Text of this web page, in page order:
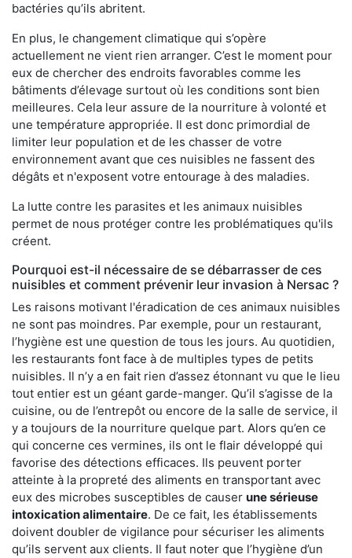
bactéries qu’ils abritent.
En plus, le changement climatique qui s’opère
actuellement ne vient rien arranger. C’est le moment pour
eux de chercher des endroits favorables comme les
bâtiments d’élevage surtout où les conditions sont bien
meilleures. Cela leur assure de la nourriture à volonté et
une température appropriée. Il est donc primordial de
limiter leur population et de les chasser de votre
environnement avant que ces nuisibles ne fassent des
dégâts et n'exposent votre entourage à des maladies.
La lutte contre les parasites et les animaux nuisibles
permet de nous protéger contre les problématiques qu'ils
créent.
Pourquoi est-il nécessaire de se débarrasser de ces
nuisibles et comment prévenir leur invasion à Nersac ?
Les raisons motivant l'éradication de ces animaux nuisibles
ne sont pas moindres. Par exemple, pour un restaurant,
l’hygiène est une question de tous les jours. Au quotidien,
les restaurants font face à de multiples types de petits
nuisibles. Il n’y a en fait rien d’assez étonnant vu que le lieu
tout entier est un géant garde-manger. Qu’il s’agisse de la
cuisine, ou de l’entrepôt ou encore de la salle de service, il
y a toujours de la nourriture quelque part. Alors qu’en ce
qui concerne ces vermines, ils ont le flair développé qui
favorise des détections efficaces. Ils peuvent porter
atteinte à la propreté des aliments en transportant avec
eux des microbes susceptibles de causer une sérieuse
intoxication alimentaire. De ce fait, les établissements
doivent doubler de vigilance pour sécuriser les aliments
qu’ils servent aux clients. Il faut noter que l’hygiène d’un